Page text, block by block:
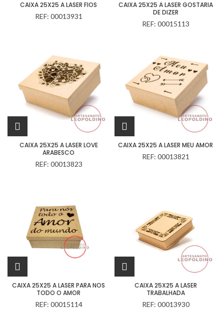
CAIXA 25X25 A LASER FIOS
REF: 00013931
CAIXA 25X25 A LASER GOSTARIA
DE DIZER
REF: 00015113
CAIXA 25X25 A LASER LOVE
ARABESCO
REF: 00013823
CAIXA 25X25 A LASER MEU AMOR
REF: 00013821
CAIXA 25X25 A LASER PARA NOS
TODO O AMOR
REF: 00015114
CAIXA 25X25 A LASER
TRABALHADA
REF: 00013930